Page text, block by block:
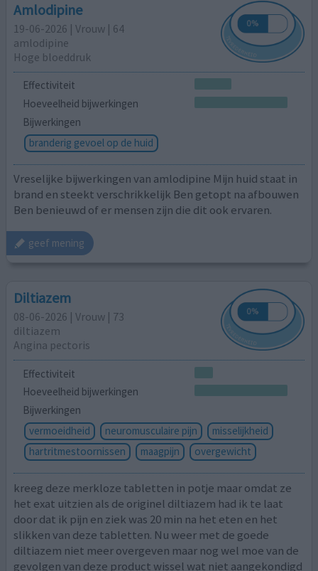
Amlodipine
19-06-2026 | Vrouw | 64
amlodipine
Hoge bloeddruk
Effectiviteit
Hoeveelheid bijwerkingen
Bijwerkingen
branderig gevoel op de huid
Vreselijke bijwerkingen van amlodipine Mijn huid staat in
brand en steekt verschrikkelijk Ben getopt na afbouwen
Ben benieuwd of er mensen zijn die dit ook ervaren.
geef mening
Diltiazem
08-06-2026 | Vrouw | 73
diltiazem
Angina pectoris
Effectiviteit
Hoeveelheid bijwerkingen
Bijwerkingen
vermoeidheid
neuromusculaire pijn
misselijkheid
hartritmestoornissen
maagpijn overgewicht
kreeg deze merkloze tabletten in potje maar omdat ze
het exat uitzien als de originel diltiazem had ik te laat
door dat ik pijn en ziek was 20 min na het eten en het
slikken van deze tabletten. Nu weer met de goede
diltiazem niet meer overgeven maar nog wel moe van de
gevolgen van deze product wissel wat niet aangekondigd